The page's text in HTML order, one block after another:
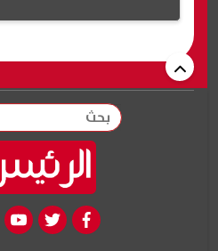
بحث
facebook
twitter